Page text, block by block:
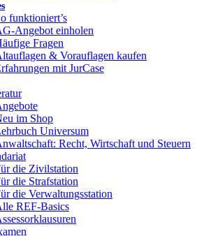
funktioniert’s
Angebot einholen
Fragen
& Vorauflagen kaufen
mit JurCase
im Shop
Universum
Recht, Wirtschaft und Steuern
die Zivilstation
die Strafstation
die Verwaltungsstation
REF-Basics